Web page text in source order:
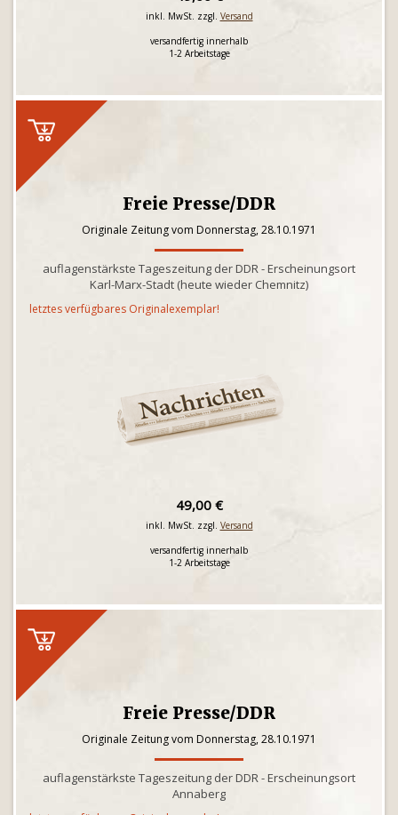
inkl. MwSt. zzgl. Versand
versandfertig innerhalb
1-2 Arbeitstage
Freie Presse/DDR
Originale Zeitung vom Donnerstag, 28.10.1971
auflagenstärkste Tageszeitung der DDR - Erscheinungsort
Karl-Marx-Stadt (heute wieder Chemnitz)
letztes verfügbares Originalexemplar!
49,00 €
inkl. MwSt. zzgl. Versand
versandfertig innerhalb
1-2 Arbeitstage
Freie Presse/DDR
Originale Zeitung vom Donnerstag, 28.10.1971
auflagenstärkste Tageszeitung der DDR - Erscheinungsort
Annaberg